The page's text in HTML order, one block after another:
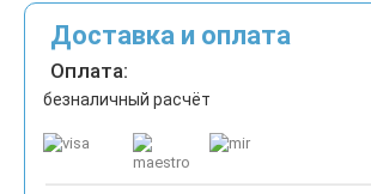
Доставка и оплата
Оплата:
безналичный расчёт